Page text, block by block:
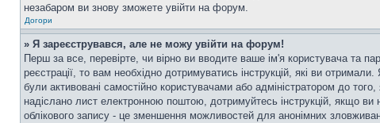
незабаром ви знову зможете увійти на форум.
Догори
» Я зареєструвався, але не можу увійти на форум!
Перш за все, перевірте, чи вірно ви вводите ваше ім'я користувача та
реєстрації, то вам необхідно дотримуватись інструкцій, які ви
були активовані самостійно користувачами або адміністратором до
надіслано лист електронною поштою, дотримуйтесь інструкцій, якщо
облікового запису - це зменшення можливостей для анонімних